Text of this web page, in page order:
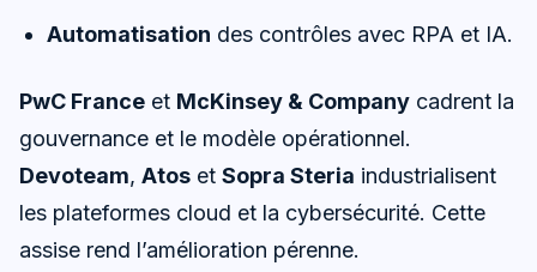
Automatisation des contrôles avec RPA et IA.
PwC France et McKinsey & Company cadrent la
gouvernance et le modèle opérationnel.
Devoteam, Atos et Sopra Steria industrialisent
les plateformes cloud et la cybersécurité. Cette
assise rend l’amélioration pérenne.